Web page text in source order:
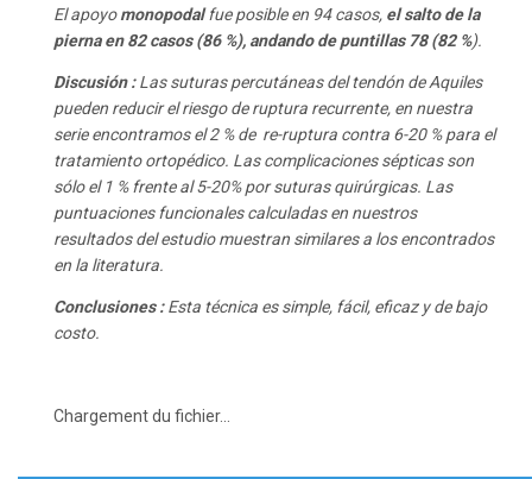
El apoyomonopodalfue posible en 94 casos, el salto de la
pierna en 82 casos (86 %), andando de puntillas 78 (82 %).
Discusión :Las suturas percutáneas del tendón de Aquiles
pueden reducir el riesgo de ruptura recurrente, en nuestra
serie encontramos el 2 % de re-ruptura contra 6-20 % para el
tratamiento ortopédico. Las complicaciones sépticas son
sólo el 1 % frente al 5-20% por suturas quirúrgicas. Las
puntuaciones funcionales calculadas en nuestros
resultados del estudio muestran similares a los encontrados
en la literatura.
Conclusiones :Esta técnica es simple, fácil, eficaz y de bajo
costo.
Chargement du fichier...